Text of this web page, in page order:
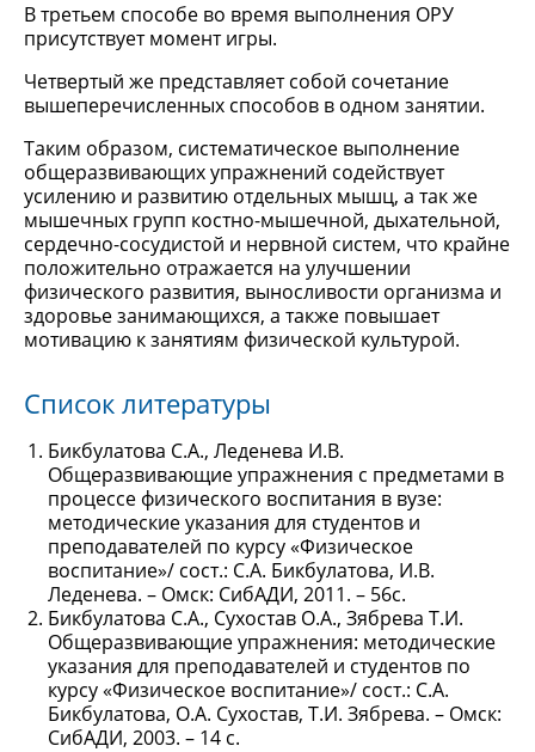
В третьем способе во время выполнения ОРУ
присутствует момент игры.
Четвертый же представляет собой сочетание
вышеперечисленных способов в одном занятии.
Таким образом, систематическое выполнение
общеразвивающих упражнений содействует
усилению и развитию отдельных мышц, а так же
мышечных групп костно-мышечной, дыхательной,
сердечно-сосудистой и нервной систем, что крайне
положительно отражается на улучшении
физического развития, выносливости организма и
здоровье занимающихся, а также повышает
мотивацию к занятиям физической культурой.
Список литературы
Бикбулатова С.А., Леденева И.В.
Общеразвивающие упражнения с предметами в
процессе физического воспитания в вузе:
методические указания для студентов и
преподавателей по курсу «Физическое
воспитание»/ сост.: С.А. Бикбулатова, И.В.
Леденева. – Омск: СибАДИ, 2011. – 56с.
Бикбулатова С.А., Сухостав О.А., Зябрева Т.И.
Общеразвивающие упражнения: методические
указания для преподавателей и студентов по
курсу «Физическое воспитание»/ сост.: С.А.
Бикбулатова, О.А. Сухостав, Т.И. Зябрева. – Омск:
СибАДИ, 2003. – 14 с.